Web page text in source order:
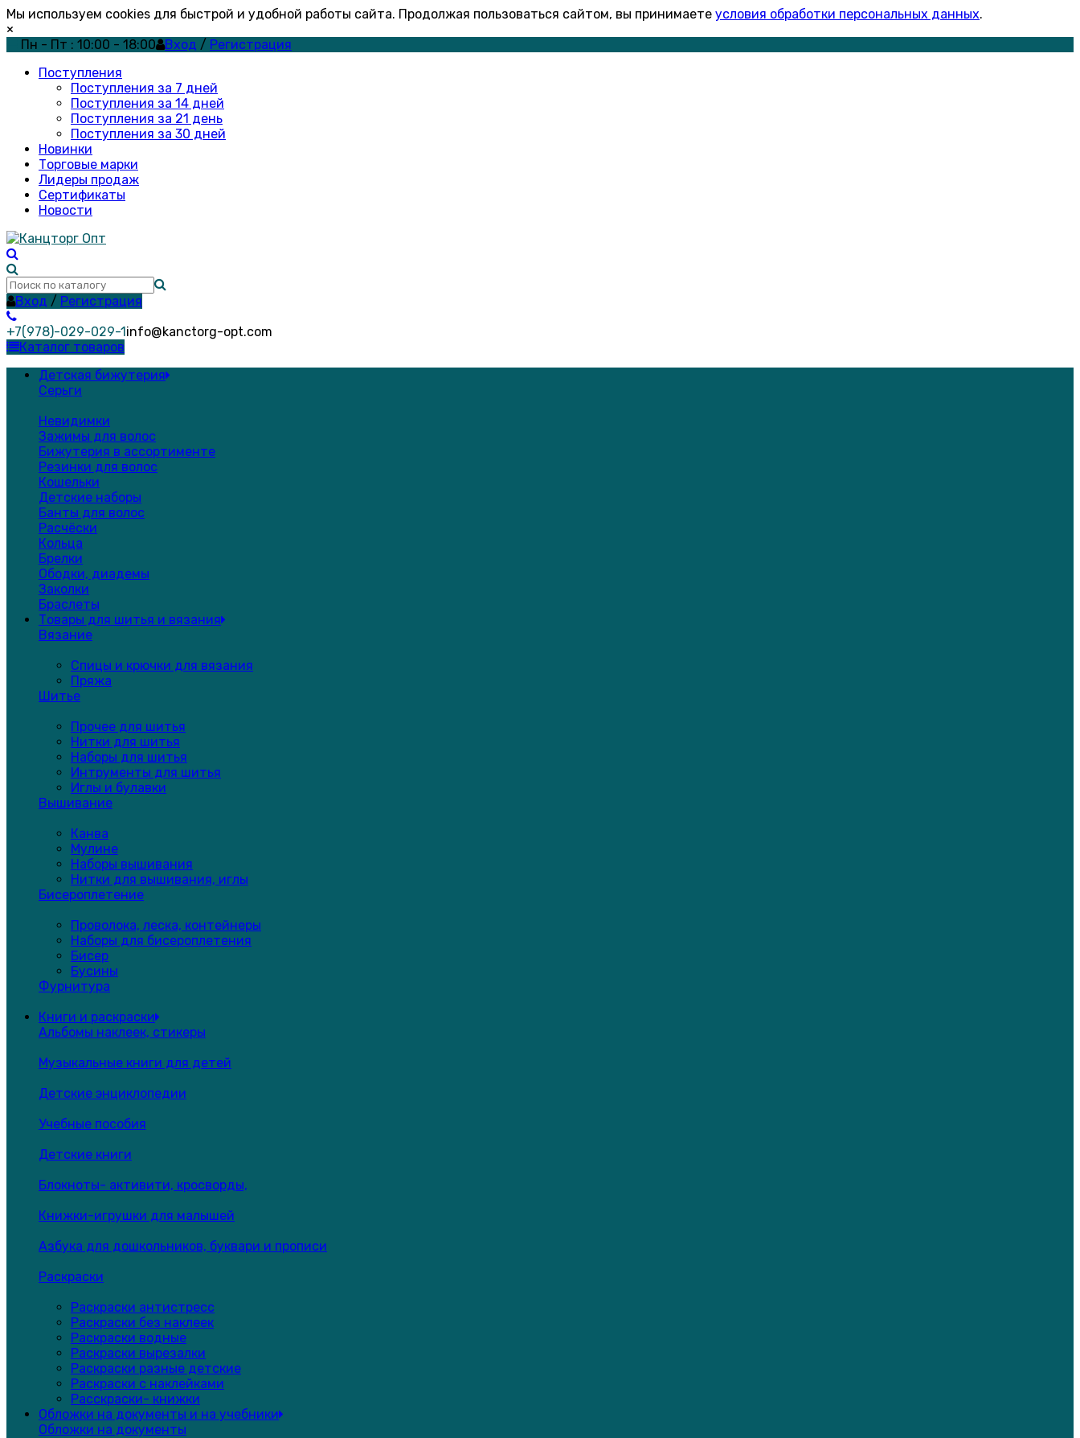
Мы используем cookies для быстрой и удобной работы сайта. Продолжая пользоваться сайтом, вы принимаете условия обработки персональных данных.
×
Пн - Пт : 10:00 - 18:00
Вход / Регистрация
Поступления
Поступления за 7 дней
Поступления за 14 дней
Поступления за 21 день
Поступления за 30 дней
Новинки
Торговые марки
Лидеры продаж
Сертификаты
Новости
Вход / Регистрация
+7(978)-029-029-1info@kanctorg-opt.com
Каталог товаров
Детская бижутерия
Серьги
Невидимки
Зажимы для волос
Бижутерия в ассортименте
Резинки для волос
Кошельки
Детские наборы
Банты для волос
Расчёски
Кольца
Брелки
Ободки, диадемы
Заколки
Браслеты
Товары для шитья и вязания
Вязание
Спицы и крючки для вязания
Пряжа
Шитье
Прочее для шитья
Нитки для шитья
Наборы для шитья
Интрументы для шитья
Иглы и булавки
Вышивание
Канва
Мулине
Наборы вышивания
Нитки для вышивания, иглы
Бисероплетение
Проволока, леска, контейнеры
Наборы для бисероплетения
Бисер
Бусины
Фурнитура
Книги и раскраски
Альбомы наклеек, стикеры
Музыкальные книги для детей
Детские энциклопедии
Учебные пособия
Детские книги
Блокноты- активити, кросворды,
Книжки-игрушки для малышей
Азбука для дошкольников, буквари и прописи
Раскраски
Раскраски антистресс
Раскраски без наклеек
Раскраски водные
Раскраски вырезалки
Раскраски разные детские
Раскраски с наклейками
Расскраски- книжки
Обложки на документы и на учебники
Обложки на документы